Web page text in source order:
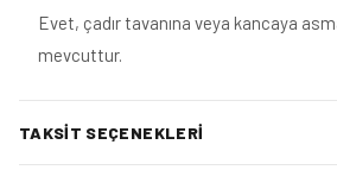
Evet, çadır tavanına veya kancaya
mevcuttur.
TAKSIT SEÇENEKLERI